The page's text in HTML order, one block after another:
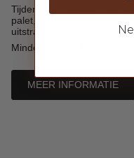
Tijdens een persoonlijke
palet, zorgvuldig
uitstraling die moeiteloos
Minder twijfel. Meer impact.
MEER INFORMATIE